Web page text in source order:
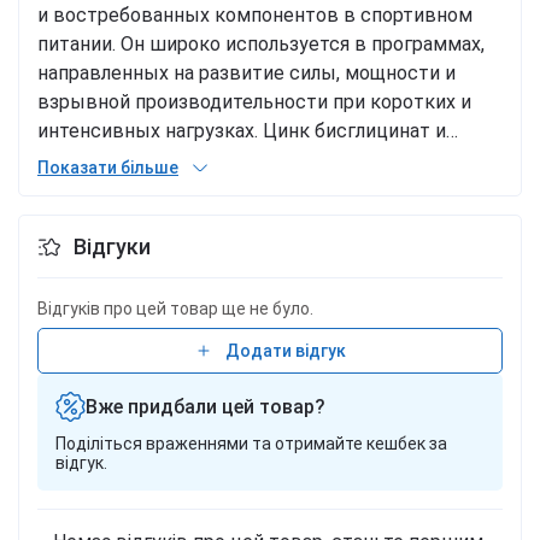
и востребованных компонентов в спортивном
питании. Он широко используется в программах,
направленных на развитие силы, мощности и
взрывной производительности при коротких и
интенсивных нагрузках. Цинк бисглицинат и
витамин B3 Цинк бисглицинат – органическая
уровня тестостерона. Ниацин (витамин B3) –
обмене и процессах, связанных со снижением
чувства усталости Ключевые особенности Iso
Whey Platinum: двойная белковая база WPI + WPC;
3 г креатина в порции; органический цинк
бисглицинат; витамин B3 в составе; без сахара и
без глютена*; высокая растворимость и
кремовая текстура; подходит для фаз набора и
Показати більше
Відгуки
Відгуків про цей товар ще не було.
Додати відгук
Вже придбали цей товар?
Поділіться враженнями та отримайте кешбек за
відгук.